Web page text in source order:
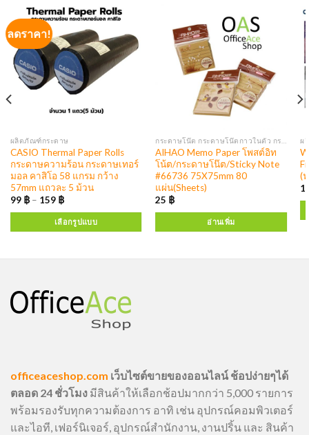
ลดราคา!
ผลิตภัณฑ์กระดาษ
CASIO Thermal Paper Rolls
กระดาษความร้อน กระดาษเทอร์
มอล คาสิโอ 58 แกรม กว้าง
57mm แถวละ 5 ม้วน
99 ฿– 159 ฿
เลือกรูปแบบ
AIHAO Memo Paper โพสต์อิท
โน้ต/กระดาษโน๊ต/Sticky Note
#66736 75X75mm 80
แผ่น(Sheets)
25 ฿
อ่านเพิ่ม
ผ
(
officeaceshop.com เว็บไซต์ขายของออนไลน์ ช้อปง่ายๆได้
ตลอด 24 ชั่วโมง มีสินค้าให้เลือกช้อปมากกว่า 5,000 รายการ
พร้อมรองรับทุกความต้องการ อาทิ เช่น อุปกรณ์คอมพิวเตอร์
และไอที, เฟอร์นิเจอร์, อุปกรณ์สำนักงาน, งานปริ้น และ สินค้า